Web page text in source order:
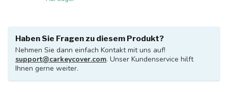
Haben Sie Fragen zu diesem Produkt?
Nehmen Sie dann einfach Kontakt mit uns auf!
support@carkeycover.com. Unser Kundenservice hilft
Ihnen gerne weiter.